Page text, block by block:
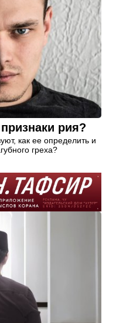
рия?
как ее определить и
греха?